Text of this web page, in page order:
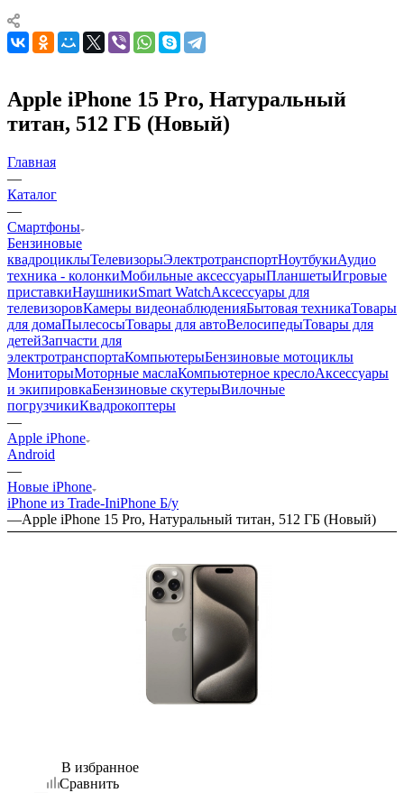
Apple iPhone 15 Pro, Натуральный
титан, 512 ГБ (Новый)
Главная
—
Каталог
—
Смартфоны
Бензиновые
квадроциклыТелевизорыЭлектротранспортНоутбукиАудио
техника - колонкиМобильные аксессуарыПланшетыИгровые
приставкиНаушникиSmart WatchАксессуары для
телевизоровКамеры видеонаблюденияБытовая техникаТовары
для домаПылесосыТовары для автоВелосипедыТовары для
детейЗапчасти для
электротранспортаКомпьютерыБензиновые мотоциклы
МониторыМоторные маслаКомпьютерное креслоАксессуары
и экипировкаБензиновые скутерыВилочные
погрузчикиКвадрокоптеры
—
Apple iPhone
Android
—
Новые iPhone
iPhone из Trade-IniPhone Б/у
—Apple iPhone 15 Pro, Натуральный титан, 512 ГБ (Новый)
В избранное
Сравнить